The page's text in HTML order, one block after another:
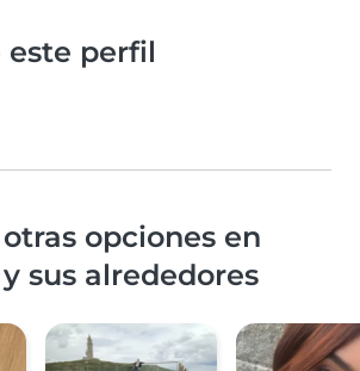
este perfil
opciones en
sus alrededores